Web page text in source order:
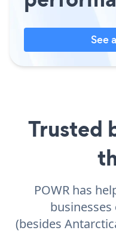
See
Trusted
POWR has
(besides